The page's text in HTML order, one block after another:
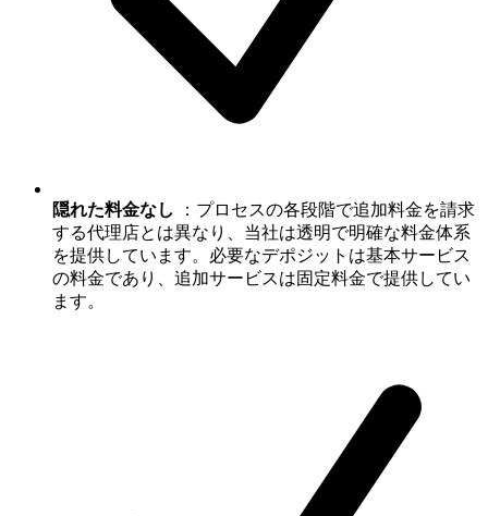
隠れた料金なし
：プロセスの各段階で追加料金を請求
する代理店とは異なり、当社は透明で明確な料金体系
を提供しています。必要なデポジットは基本サービス
の料金であり、追加サービスは固定料金で提供してい
ます。